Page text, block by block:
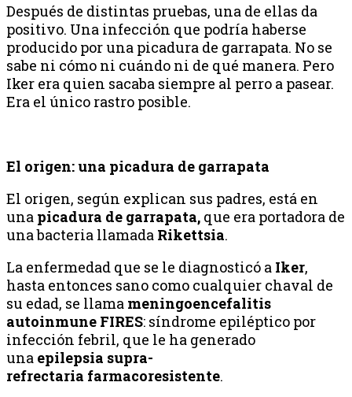
Después de distintas pruebas, una de ellas da
positivo. Una infección que podría haberse
producido por una picadura de garrapata. No se
sabe ni cómo ni cuándo ni de qué manera. Pero
Iker era quien sacaba siempre al perro a pasear.
Era el único rastro posible.
El origen: una picadura de garrapata
El origen, según explican sus padres, está en
una picadura de garrapata, que era portadora de
una bacteria llamada Rikettsia.
La enfermedad que se le diagnosticó a Iker,
hasta entonces sano como cualquier chaval de
su edad, se llama meningoencefalitis
autoinmune FIRES: síndrome epiléptico por
infección febril, que le ha generado
una epilepsia supra-
refrectaria farmacoresistente.